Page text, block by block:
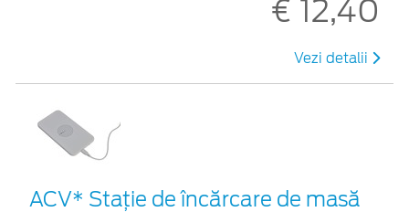
€ 12,40
Vezi detalii
ACV* Stație de încărcare de masă